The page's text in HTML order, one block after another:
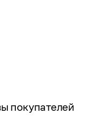
покупателей